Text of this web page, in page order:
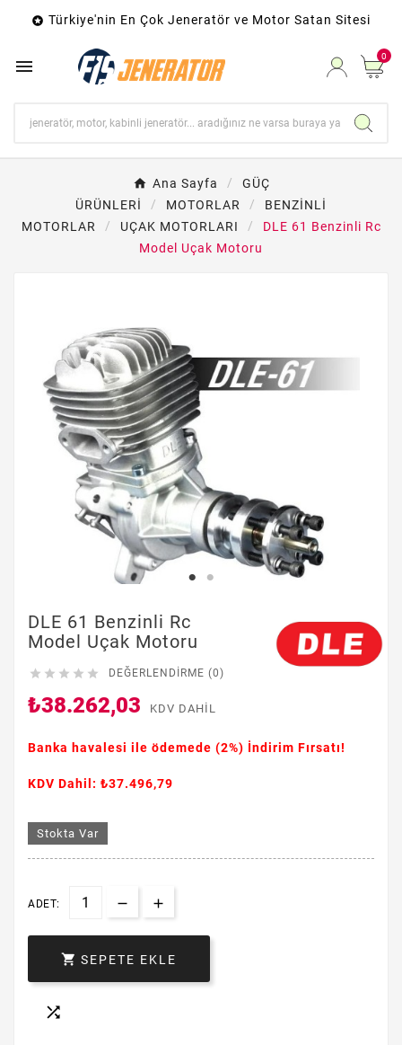
 Türkiye'nin En Çok Jeneratör ve Motor Satan Sitesi
 0
Ana Sayfa
GÜÇ
ÜRÜNLERİ
MOTORLAR
BENZİNLİ
MOTORLAR
UÇAK MOTORLARI
DLE 61 Benzinli Rc
Model Uçak Motoru
DLE 61 Benzinli Rc
Model Uçak Motoru
     DEĞERLENDIRME (0)
₺38.262,03 KDV DAHIL
Banka havalesi ile ödemede (2%) İndirim Fırsatı!
KDV Dahil: ₺37.496,79
Stokta Var
ADET:
 SEPETE EKLE
